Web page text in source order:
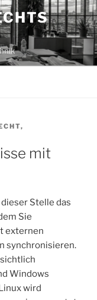
mit
Stelle das
Sie
externen
synchronisieren.
Windows
wird